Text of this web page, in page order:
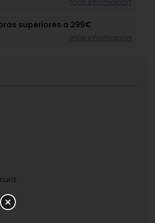
más información
superiores a 299€
más información